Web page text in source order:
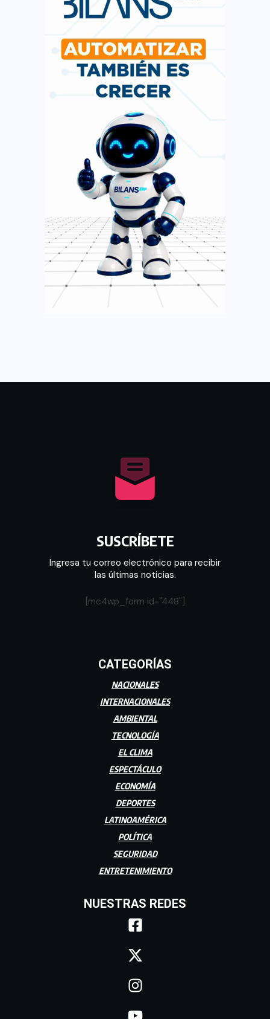
SUSCRÍBETE
Ingresa tu correo electrónico para recibir
las últimas noticias.
[mc4wp_form id="448"]
CATEGORÍAS
NACIONALES
INTERNACIONALES
AMBIENTAL
TECNOLOGÍA
EL CLIMA
ESPECTÁCULO
ECONOMÍA
DEPORTES
LATINOAMÉRICA
POLÍTICA
SEGURIDAD
ENTRETENIMIENTO
NUESTRAS REDES